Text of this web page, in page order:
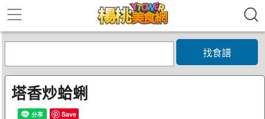
找食譜
塔香炒蛤蜊
Save